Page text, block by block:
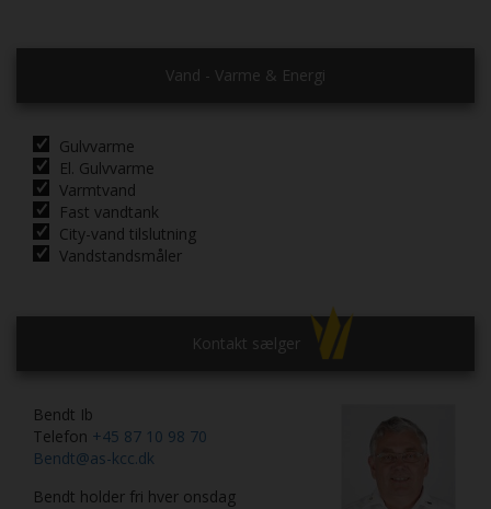
Vand - Varme & Energi
Gulvvarme
El. Gulvvarme
Varmtvand
Fast vandtank
City-vand tilslutning
Vandstandsmåler
Kontakt sælger
Bendt Ib
Telefon +45 87 10 98 70
Bendt@as-kcc.dk
Bendt holder fri hver onsdag